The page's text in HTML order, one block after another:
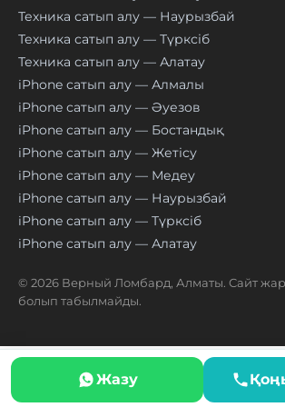
Техника сатып алу — Наурызбай
Техника сатып алу — Түрксіб
Техника сатып алу — Алатау
iPhone сатып алу — Алмалы
iPhone сатып алу — Әуезов
iPhone сатып алу — Бостандық
iPhone сатып алу — Жетісу
iPhone сатып алу — Медеу
iPhone сатып алу — Наурызбай
iPhone сатып алу — Түрксіб
iPhone сатып алу — Алатау
© 2026 Верный Ломбард, Алматы. Сайт
болып табылмайды.
Жазу